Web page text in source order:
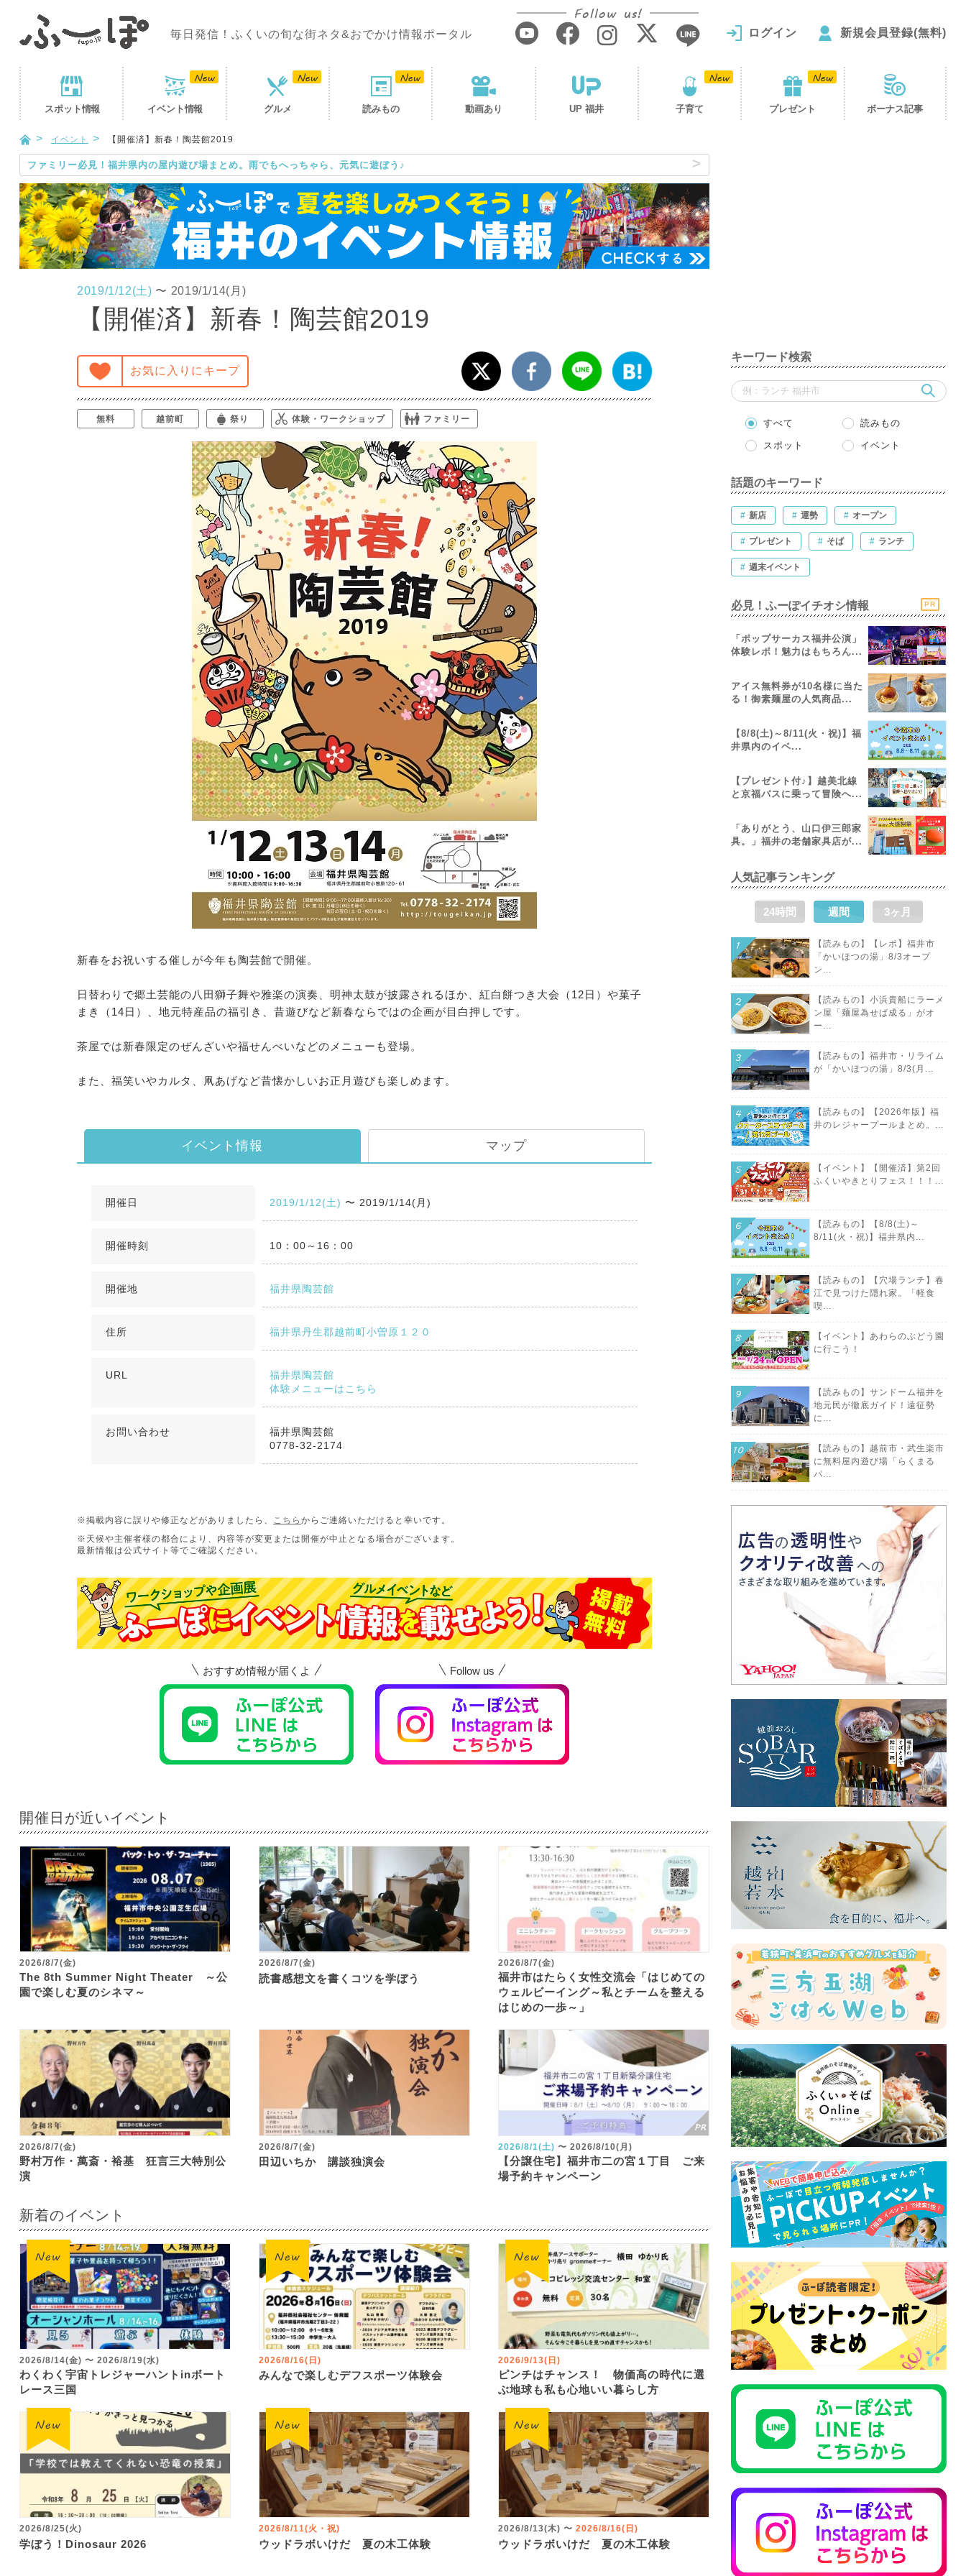
毎日発信！ふくいの旬な街ネタ&おでかけ情報ポータル
Follow us!
ログイン 新規会員登録(無料)
スポット情報 イベント情報 グルメ 読みもの 動画あり UP 福井 子育て プレゼント ボーナス記事
イベント 【開催済】新春！陶芸館2019
ファミリー必見！福井県内の屋内遊び場まとめ。雨でもへっちゃら、元気に遊ぼう♪
2019/1/12(土) 〜 2019/1/14(月)
【開催済】新春！陶芸館2019
お気に入りにキープ
無料 越前町 祭り 体験・ワークショップ ファミリー
新春をお祝いする催しが今年も陶芸館で開催。
日替わりで郷土芸能の八田獅子舞や雅楽の演奏、明神太鼓が披露されるほか、紅白餅つき大会（12日）や菓子
まき（14日）、地元特産品の福引き、昔遊びなど新春ならではの企画が目白押しです。
茶屋では新春限定のぜんざいや福せんべいなどのメニューも登場。
また、福笑いやカルタ、凧あげなど昔懐かしいお正月遊びも楽しめます。
イベント情報 マップ
開催日 2019/1/12(土) 〜 2019/1/14(月)
開催時刻 10：00～16：00
開催地 福井県陶芸館
住所 福井県丹生郡越前町小曽原１２０
URL
福井県陶芸館
体験メニューはこちら
お問い合わせ
福井県陶芸館
0778-32-2174
※掲載内容に誤りや修正などがありましたら、 こちら からご連絡いただけると幸いです。
※天候や主催者様の都合により、内容等が変更または開催が中止となる場合がございます。
最新情報は公式サイト等でご確認ください。
おすすめ情報が届くよ Follow us
開催日が近いイベント
2026/8/7(金)
The 8th Summer Night Theater ～公
園で楽しむ夏のシネマ～
2026/8/7(金)
読書感想文を書くコツを学ぼう
2026/8/7(金)
福井市はたらく女性交流会「はじめての
ウェルビーイング～私とチームを整える
はじめの一歩～」
2026/8/7(金)
野村万作・萬斎・裕基 狂言三大特別公
演
2026/8/7(金)
田辺いちか 講談独演会
2026/8/1(土) 〜 2026/8/10(月)
【分譲住宅】福井市二の宮１丁目 ご来
場予約キャンペーン
新着のイベント
2026/8/14(金) 〜 2026/8/19(水)
わくわく宇宙トレジャーハントinボート
レース三国
2026/8/16(日)
みんなで楽しむデフスポーツ体験会
2026/9/13(日)
ピンチはチャンス！ 物価高の時代に選
ぶ地球も私も心地いい暮らし方
2026/8/25(火)
学ぼう！Dinosaur 2026
2026/8/11(火・祝)
ウッドラボいけだ 夏の木工体験
2026/8/13(木) 〜 2026/8/16(日)
ウッドラボいけだ 夏の木工体験
キーワード検索
すべて 読みもの
スポット イベント
話題のキーワード
# 新店 # 運勢 # オープン
# プレゼント # そば # ランチ
# 週末イベント
必見！ふーぽイチオシ情報 PR
「ポップサーカス福井公演」
体験レポ！魅力はもちろん...
アイス無料券が10名様に当た
る！御素麺屋の人気商品...
【8/8(土)～8/11(火・祝)】福
井県内のイベ...
【プレゼント付♪】越美北線
と京福バスに乗って冒険へ...
「ありがとう、山口伊三郎家
具。」福井の老舗家具店が...
人気記事ランキング
24時間 週間 3ヶ月
【読みもの】【レポ】福井市
「かいほつの湯」8/3オープ
ン...
【読みもの】小浜貴船にラーメ
ン屋「麺屋為せば成る」がオ
ー...
【読みもの】福井市・リライム
が「かいほつの湯」8/3(月...
【読みもの】【2026年版】福
井のレジャープールまとめ。...
【イベント】【開催済】第2回
ふくいやきとりフェス！！！...
【読みもの】【8/8(土)～
8/11(火・祝)】福井県内...
【読みもの】【穴場ランチ】春
江で見つけた隠れ家。「軽食
喫...
【イベント】あわらのぶどう園
に行こう！
【読みもの】サンドーム福井を
地元民が徹底ガイド！遠征勢
に...
【読みもの】越前市・武生楽市
に無料屋内遊び場「らくまる
パ...